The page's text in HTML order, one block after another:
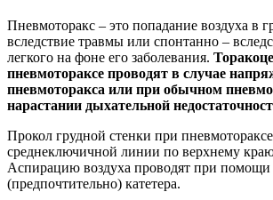
Пневмоторакс – это попадание воздуха в
вследствие травмы или спонтанно –
легкого на фоне его заболевания.
пневмотораксе проводят в случае
пневмоторакса или при обычном
нарастании дыхательной
Прокол грудной стенки при
среднеключичной линии по верхнему краю
Аспирацию воздуха проводят при
(предпочтительно) катетера.